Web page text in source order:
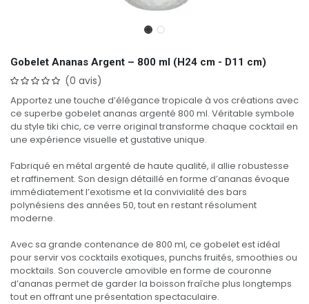
Gobelet Ananas Argent – 800 ml (H24 cm - D11 cm)
(0 avis)
Apportez une touche d’élégance tropicale à vos créations avec
ce superbe gobelet ananas argenté 800 ml. Véritable symbole
du style tiki chic, ce verre original transforme chaque cocktail en
une expérience visuelle et gustative unique.
Fabriqué en métal argenté de haute qualité, il allie robustesse
et raffinement. Son design détaillé en forme d’ananas évoque
immédiatement l’exotisme et la convivialité des bars
polynésiens des années 50, tout en restant résolument
moderne.
Avec sa grande contenance de 800 ml, ce gobelet est idéal
pour servir vos cocktails exotiques, punchs fruités, smoothies ou
mocktails. Son couvercle amovible en forme de couronne
d’ananas permet de garder la boisson fraîche plus longtemps
tout en offrant une présentation spectaculaire.